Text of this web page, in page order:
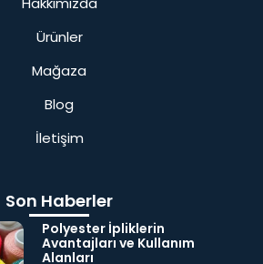
Ürünler
Mağaza
Blog
İletişim
Son Haberler
Polyester İpliklerin
Avantajları ve Kullanım
Alanları